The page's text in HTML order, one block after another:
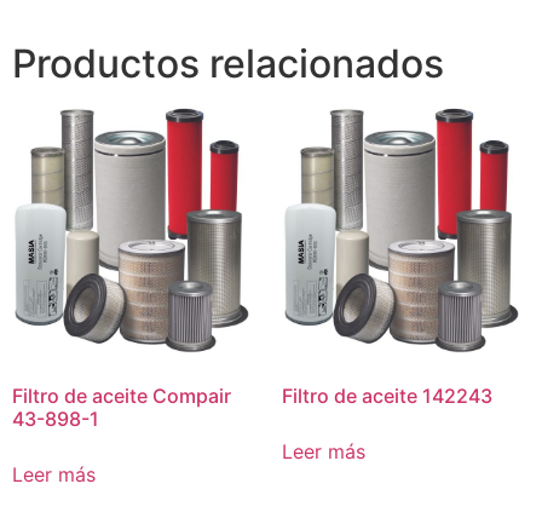
Productos relacionados
Filtro de aceite Compair
43-898-1
Leer más
Filtro de aceite 142243
Leer más